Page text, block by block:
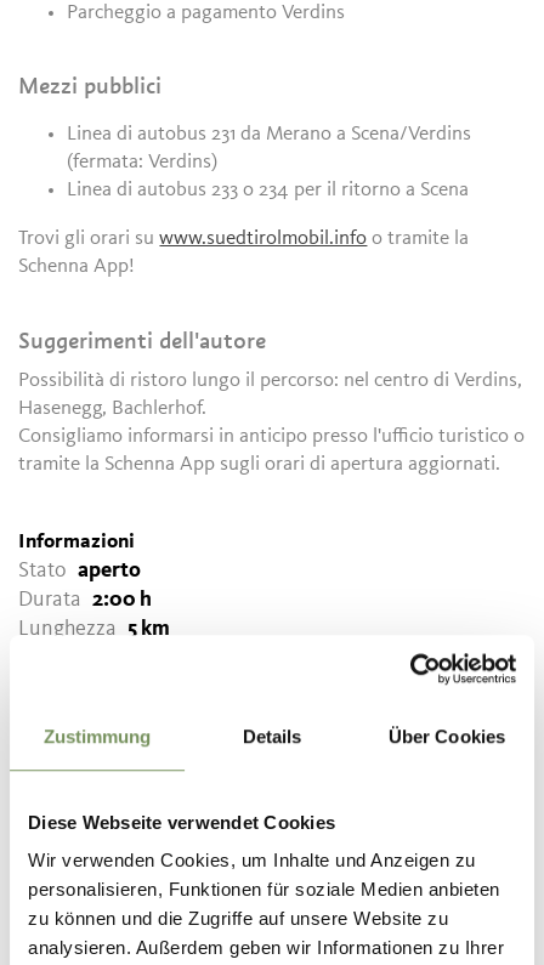
Zustimmung Details Über Cookies
Diese Webseite verwendet Cookies
Wir verwenden Cookies, um Inhalte und Anzeigen zu
personalisieren, Funktionen für soziale Medien anbieten
zu können und die Zugriffe auf unsere Website zu
analysieren. Außerdem geben wir Informationen zu Ihrer
Parcheggio a pagamento Verdins
Mezzi pubblici
Linea di autobus 231 da Merano a Scena/Verdins
(fermata: Verdins)
Linea di autobus 233 o 234 per il ritorno a Scena
Trovi gli orari suwww.suedtirolmobil.info o tramite la
Schenna App!
Suggerimenti dell'autore
Possibilità di ristoro lungo il percorso: nel centro di Verdins,
Hasenegg, Bachlerhof.
Consigliamo informarsi in anticipo presso l'ufficio turistico o
tramite la Schenna App sugli orari di apertura aggiornati.
Informazioni
Stato aperto
Durata 2:00 h
Lunghezza
5 km
Punto più alto
SCARICA DATI GPX
Tourismusverein Schenna
Erzherzog Johann Platz